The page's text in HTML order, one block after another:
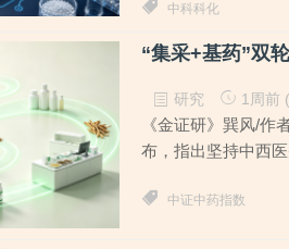
中科科化
“集采+基药”双
研究 1周前
《金证研》巽风/作
布，指出坚持中西
中证中药指数